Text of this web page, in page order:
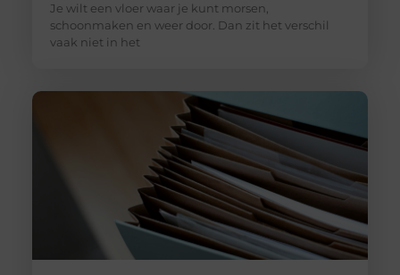
Je wilt een vloer waar je kunt morsen,
schoonmaken en weer door. Dan zit het verschil
vaak niet in het